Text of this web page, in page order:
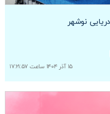
۱۵ آذر ۱۴۰۴ ساعت ۱۷:۲۱:۵۷